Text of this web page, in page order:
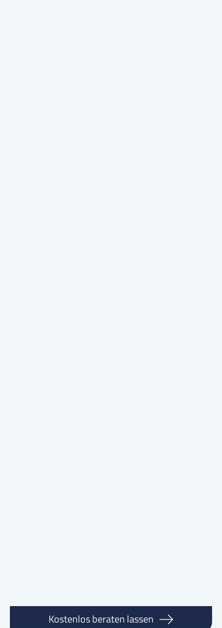
Mehr erfahren
Kostenlos beraten lassen